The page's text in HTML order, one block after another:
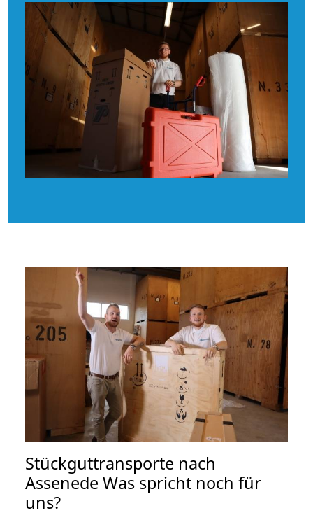
Stückguttransporte nach
Assenede Was spricht noch für
uns?